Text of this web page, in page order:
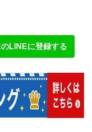
LINEに登録する